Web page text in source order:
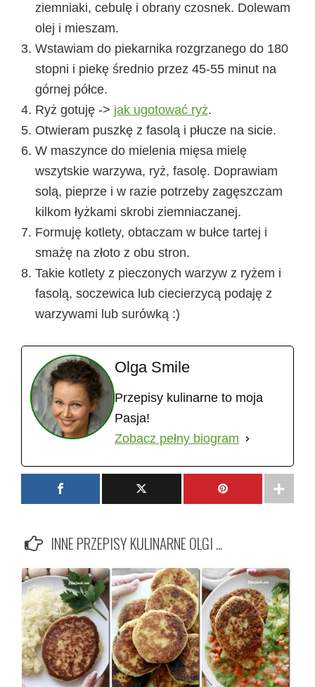
ziemniaki, cebulę i obrany czosnek. Dolewam
olej i mieszam.
Wstawiam do piekarnika rozgrzanego do 180
stopni i piekę średnio przez 45-55 minut na
górnej półce.
Ryż gotuję -> jak ugotować ryż.
Otwieram puszkę z fasolą i płucze na sicie.
W maszynce do mielenia mięsa mielę
wszytskie warzywa, ryż, fasolę. Doprawiam
solą, pieprze i w razie potrzeby zagęszczam
kilkom łyżkami skrobi ziemniaczanej.
Formuję kotlety, obtaczam w bułce tartej i
smażę na złoto z obu stron.
Takie kotlety z pieczonych warzyw z ryżem i
fasolą, soczewica lub ciecierzycą podaję z
warzywami lub surówką :)
Olga Smile
Przepisy kulinarne to moja
Pasja!
Zobacz pełny biogram
INNE PRZEPISY KULINARNE OLGI ...